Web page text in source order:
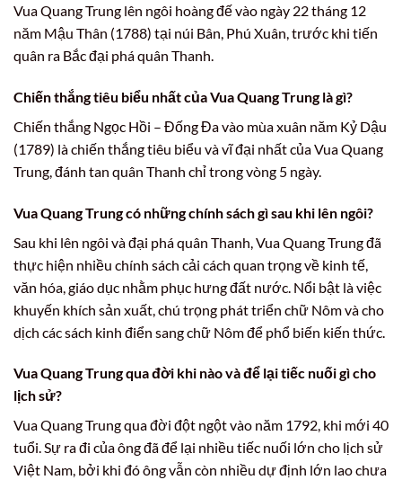
Vua Quang Trung lên ngôi hoàng đế vào ngày 22 tháng 12
năm Mậu Thân (1788) tại núi Bân, Phú Xuân, trước khi tiến
quân ra Bắc đại phá quân Thanh.
Chiến thắng tiêu biểu nhất của Vua Quang Trung là gì?
Chiến thắng Ngọc Hồi – Đống Đa vào mùa xuân năm Kỷ Dậu
(1789) là chiến thắng tiêu biểu và vĩ đại nhất của Vua Quang
Trung, đánh tan quân Thanh chỉ trong vòng 5 ngày.
Vua Quang Trung có những chính sách gì sau khi lên ngôi?
Sau khi lên ngôi và đại phá quân Thanh, Vua Quang Trung đã
thực hiện nhiều chính sách cải cách quan trọng về kinh tế,
văn hóa, giáo dục nhằm phục hưng đất nước. Nổi bật là việc
khuyến khích sản xuất, chú trọng phát triển chữ Nôm và cho
dịch các sách kinh điển sang chữ Nôm để phổ biến kiến thức.
Vua Quang Trung qua đời khi nào và để lại tiếc nuối gì cho
lịch sử?
Vua Quang Trung qua đời đột ngột vào năm 1792, khi mới 40
tuổi. Sự ra đi của ông đã để lại nhiều tiếc nuối lớn cho lịch sử
Việt Nam, bởi khi đó ông vẫn còn nhiều dự định lớn lao chưa